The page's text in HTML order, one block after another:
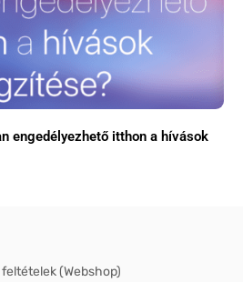
engedélyezhető itthon a hívások
(Webshop)